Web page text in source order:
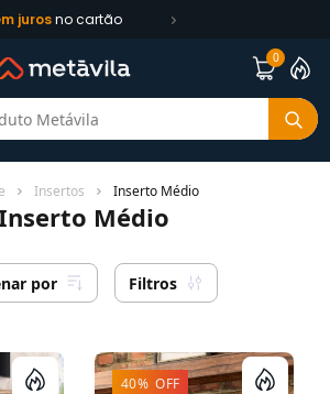
jurosno cartão
0
Insertos Inserto Médio
Médio
por Filtros
40% OFF